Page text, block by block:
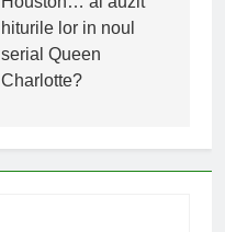
hiturile lor in noul
serial Queen
Charlotte?